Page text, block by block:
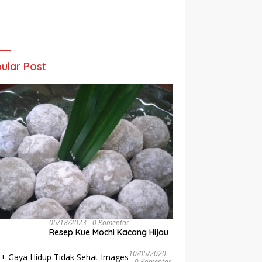
Post
05/18/2023 0 Komentar
Resep Kue Mochi Kacang Hijau
10/05/2020